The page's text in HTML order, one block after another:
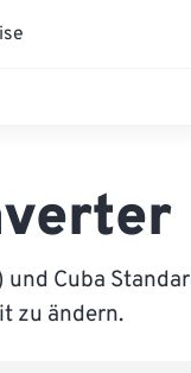
Cuba
zu ändern.